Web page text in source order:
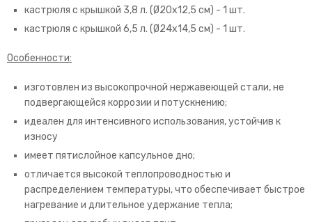
кастрюля с крышкой 3,8 л. (Ø20х12,5 см) - 1 шт.
кастрюля с крышкой 6,5 л. (Ø24х14,5 см) - 1 шт.
Особенности:
изготовлен из высокопрочной нержавеющей стали, не
подвергающейся коррозии и потускнению;
идеален для интенсивного использования, устойчив к
износу
имеет пятислойное капсульное дно;
отличается высокой теплопроводностью и
распределением температуры, что обеспечивает быстрое
нагревание и длительное удержание тепла;